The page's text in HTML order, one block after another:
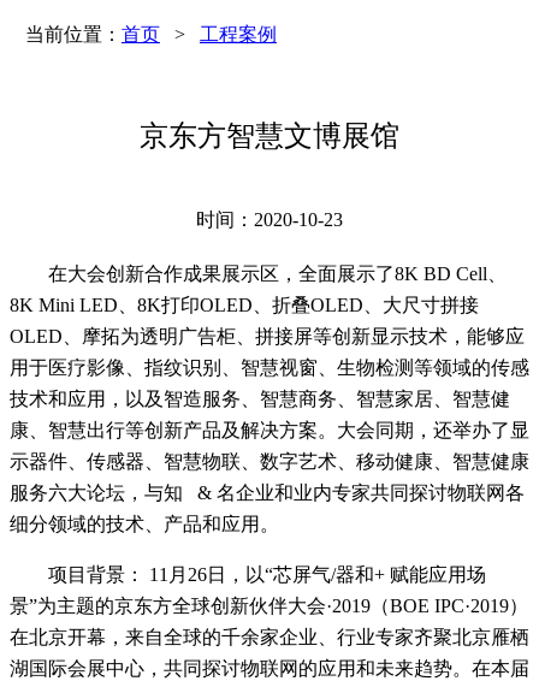
当前位置： 首页> 工程案例
京东方智慧文博展馆
时间：2020-10-23
在大会创新合作成果展示区，全面展示了8K BD Cell、
8K Mini LED、8K打印OLED、折叠OLED、大尺寸拼接
OLED、摩拓为透明广告柜、拼接屏等创新显示技术，能够应
用于医疗影像、指纹识别、智慧视窗、生物检测等领域的传感
技术和应用，以及智造服务、智慧商务、智慧家居、智慧健
康、智慧出行等创新产品及解决方案。大会同期，还举办了显
示器件、传感器、智慧物联、数字艺术、移动健康、智慧健康
服务六大论坛，与知 & 名企业和业内专家共同探讨物联网各
细分领域的技术、产品和应用。
项目背景： 11月26日，以“芯屏气/器和+ 赋能应用场
景”为主题的京东方全球创新伙伴大会·2019（BOE IPC·2019）
在北京开幕，来自全球的千余家企业、行业专家齐聚北京雁栖
湖国际会展中心，共同探讨物联网的应用和未来趋势。在本届